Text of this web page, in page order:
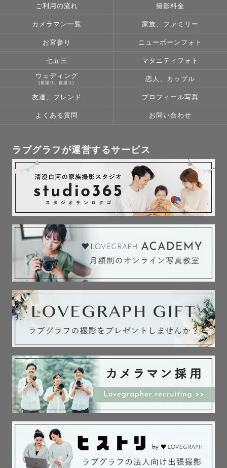
ご利用の流れ 撮影料金
カメラマン一覧 家族、ファミリー
お宮参り ニューボーンフォト
七五三 マタニティフォト
ウェディング
(前撮り、後撮り)
恋人、カップル
友達、フレンド プロフィール写真
よくある質問 お問い合わせ
ラブグラフが運営するサービス